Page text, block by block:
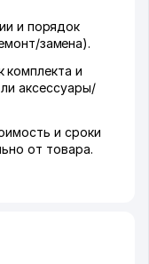
и порядок
замена).
комплекта и
аксессуары/
и сроки
от товара.